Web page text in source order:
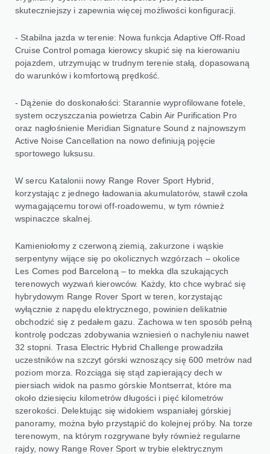
skuteczniejszy i zapewnia więcej możliwości konfiguracji.
- Stabilna jazda w terenie: Nowa funkcja Adaptive Off-Road
Cruise Control pomaga kierowcy skupić się na kierowaniu
pojazdem, utrzymując w trudnym terenie stałą, dopasowaną
do warunków i komfortową prędkość.
- Dążenie do doskonałości: Starannie wyprofilowane fotele,
system oczyszczania powietrza Cabin Air Purification Pro
oraz nagłośnienie Meridian Signature Sound z najnowszym
Active Noise Cancellation na nowo definiują pojęcie
sportowego luksusu.
W sercu Katalonii nowy Range Rover Sport Hybrid,
korzystając z jednego ładowania akumulatorów, stawił czoła
wymagającemu torowi off-roadowemu, w tym również
wspinaczce skalnej.
Kamieniołomy z czerwoną ziemią, zakurzone i wąskie
serpentyny wijące się po okolicznych wzgórzach – okolice
Les Comes pod Barceloną – to mekka dla szukających
terenowych wyzwań kierowców. Każdy, kto chce wybrać się
hybrydowym Range Rover Sport w teren, korzystając
wyłącznie z napędu elektrycznego, powinien delikatnie
obchodzić się z pedałem gazu. Zachowa w ten sposób pełną
kontrolę podczas zdobywania wzniesień o nachyleniu nawet
32 stopni. Trasa Electric Hybrid Challenge prowadziła
uczestników na szczyt górski wznoszący się 600 metrów nad
poziom morza. Rozciąga się stąd zapierający dech w
piersiach widok na pasmo górskie Montserrat, które ma
około dziesięciu kilometrów długości i pięć kilometrów
szerokości. Delektując się widokiem wspaniałej górskiej
panoramy, można było przystąpić do kolejnej próby. Na torze
terenowym, na którym rozgrywane były również regularne
rajdy, nowy Range Rover Sport w trybie elektrycznym